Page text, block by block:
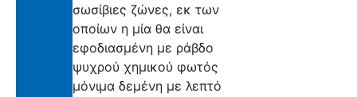
σωσίβιες ζώνες, εκ των
οποίων η μία θα είναι
εφοδιασμένη με ράβδο
ψυχρού χημικού φωτός
μόνιμα δεμένη με λεπτό